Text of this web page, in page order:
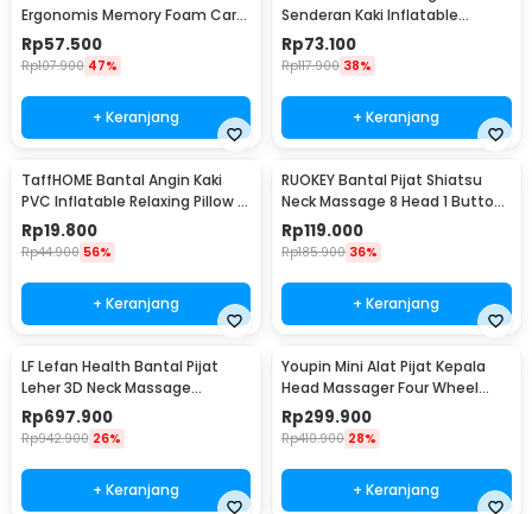
Ergonomis Memory Foam Car
Headrest Pillow - M3D
Rp57.500
Rp107.900 47%
+ Keranjang
Senderan Kaki Inflatable
Footrest Pillow - BAT24
Rp73.100
Rp117.900 38%
+ Keranjang
TaffHOME Bantal Angin Kaki
PVC Inflatable Relaxing Pillow -
JJ06114
Rp19.800
Rp44.900 56%
+ Keranjang
RUOKEY Bantal Pijat Shiatsu
Neck Massage 8 Head 1 Button
- CMH-8028
Rp119.000
Rp185.900 36%
+ Keranjang
LF Lefan Health Bantal Pijat
Leher 3D Neck Massage
Kneading Heating - LF-YK006
Rp697.900
Rp942.900 26%
+ Keranjang
Youpin Mini Alat Pijat Kepala
Head Massager Four Wheel
Rotation - M2
Rp299.900
Rp410.900 28%
+ Keranjang